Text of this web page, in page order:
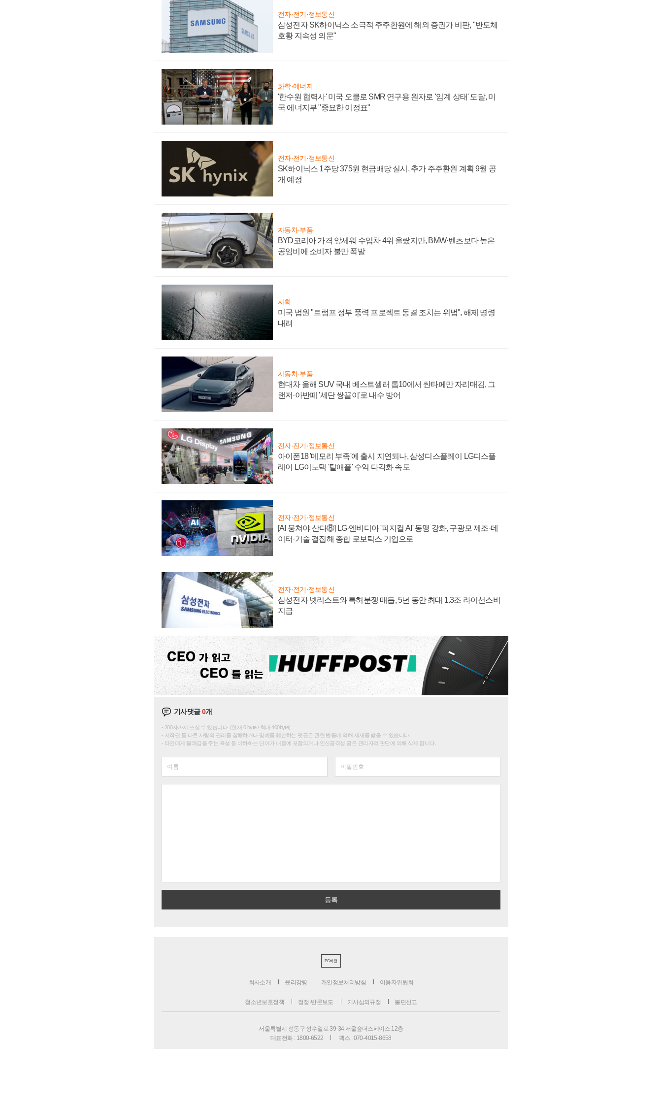
전자·전기·정보통신
삼성전자 SK하이닉스 소극적 주주환원에 해외 증권가 비판, "반도체
호황 지속성 의문"
화학·에너지
'한수원 협력사' 미국 오클로 SMR 연구용 원자로 '임계 상태' 도달, 미
국 에너지부 "중요한 이정표"
전자·전기·정보통신
SK하이닉스 1주당 375원 현금배당 실시, 추가 주주환원 계획 9월 공
개 예정
자동차·부품
BYD코리아 가격 앞세워 수입차 4위 올랐지만, BMW·벤츠보다 높은
공임비에 소비자 불만 폭발
사회
미국 법원 "트럼프 정부 풍력 프로젝트 동결 조치는 위법", 해제 명령
내려
자동차·부품
현대차 올해 SUV 국내 베스트셀러 톱10에서 싼타페만 자리매김, 그
랜저·아반떼 '세단 쌍끌이'로 내수 방어
전자·전기·정보통신
아이폰18 '메모리 부족'에 출시 지연되나, 삼성디스플레이 LG디스플
레이 LG이노텍 '탈애플' 수익 다각화 속도
전자·전기·정보통신
[AI 뭉쳐야 산다⑧] LG·엔비디아 '피지컬 AI' 동맹 강화, 구광모 제조·데
이터·기술 결집해 종합 로보틱스 기업으로
전자·전기·정보통신
삼성전자 넷리스트와 특허분쟁 매듭, 5년 동안 최대 1.3조 라이선스비
지급
기사댓글0개
200자까지 쓰실 수 있습니다. (현재 0 byte / 최대 400byte)
저작권 등 다른 사람의 권리를 침해하거나 명예를 훼손하는 댓글은 관련 법률에 의해 제재를 받을 수 있습니다.
타인에게 불쾌감을 주는 욕설 등 비하하는 단어가 내용에 포함되거나 인신공격성 글은 관리자의 판단에 의해 삭제 합니다.
PC버전
회사소개 윤리강령 개인정보처리방침 이용자위원회
청소년보호정책 정정·반론보도 기사심의규정 불편신고
서울특별시 성동구 성수일로 39-34 서울숲더스페이스 12층
대표전화 : 1800-6522
팩스 : 070-4015-8658